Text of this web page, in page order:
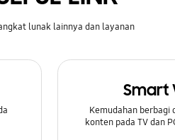
lunak lainnya dan layanan
Smart
Kemudahan berbagi
konten pada TV dan